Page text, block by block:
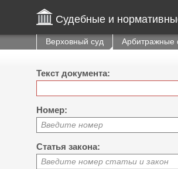
Судебные и
Верховный суд Арбитражные
Текст документа:
Номер:
Введите номер
Статья закона:
Введите номер статьи и закон